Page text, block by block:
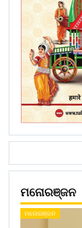
ମନୋରଞ୍ଜନ
ମନୋରଞ୍ଜନ